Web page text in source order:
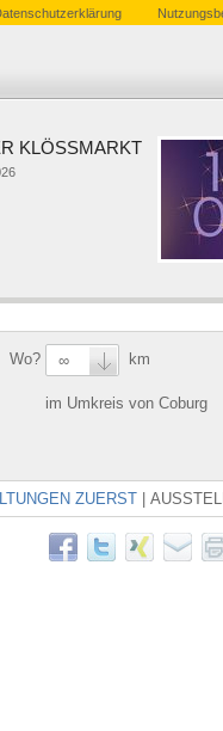
KLÖSSMARKT
Wo? ∞ km
im Umkreis von Coburg
ZUERST